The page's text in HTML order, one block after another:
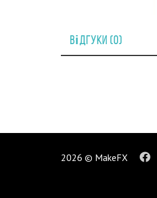
Відгуки (0)
2026 © MakeFX